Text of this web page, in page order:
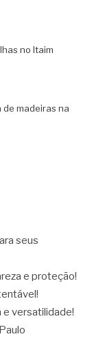
no Itaim
de madeiras na
seus
e proteção!
e versatilidade!